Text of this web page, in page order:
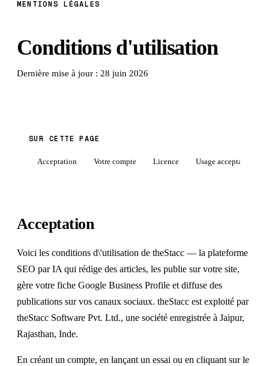
MENTIONS LÉGALES
Conditions d'utilisation
Dernière mise à jour : 28 juin 2026
SUR CETTE PAGE
Acceptation Votre compte Licence Usage acceptable
Acceptation
Voici les conditions d\'utilisation de theStacc — la plateforme
SEO par IA qui rédige des articles, les publie sur votre site,
gère votre fiche Google Business Profile et diffuse des
publications sur vos canaux sociaux. theStacc est exploité par
theStacc Software Pvt. Ltd., une société enregistrée à Jaipur,
Rajasthan, Inde.
En créant un compte, en lançant un essai ou en cliquant sur le